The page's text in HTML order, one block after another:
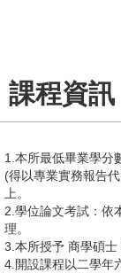
校友學習經驗分享
專員/助教
學習地圖
論文規範
Facebook
活動影音
榮譽榜
校友園地
所友會
校友網
相關連結
招生資訊
課程資訊
1.本所最低畢業學分
(得以專業實務報告
上。
2.學位論文考試：依
理。
3.本所授予 商學碩士
4.開設課程以二學年